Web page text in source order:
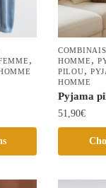
sur
la
page
du
produit
,
HOMME,
PILOU,
HOMME
Pyjama
51,90€
produit